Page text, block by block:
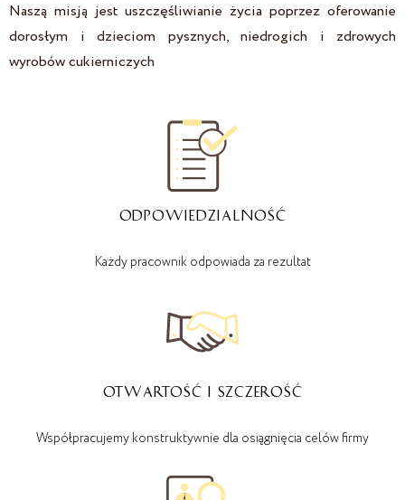
Naszą misją jest uszczęśliwianie życia poprzez oferowanie
dorosłym i dzieciom pysznych, niedrogich i zdrowych
wyrobów cukierniczych
ODPOWIEDZIALNOŚĆ
Każdy pracownik odpowiada za rezultat
OTWARTOŚĆ I SZCZEROŚĆ
Współpracujemy konstruktywnie dla osiągnięcia celów firmy